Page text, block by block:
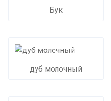
Бук
дуб молочный